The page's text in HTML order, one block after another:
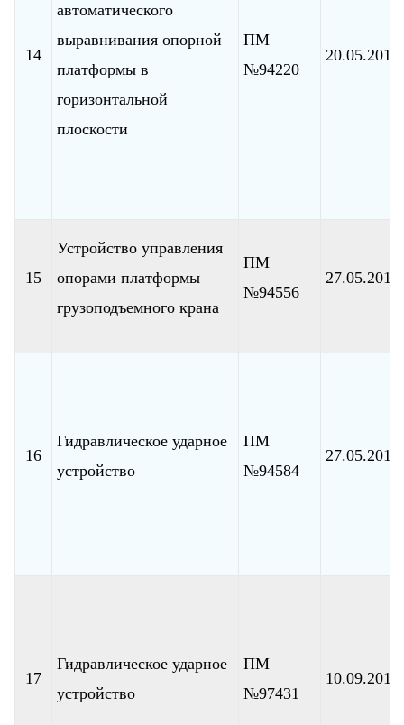
14
автоматического
выравнивания опорной
платформы в
горизонтальной
плоскости
ПМ
№94220
20.05.2010
15
Устройство управления
опорами платформы
грузоподъемного крана
ПМ
№94556
27.05.2010
16
Гидравлическое ударное
устройство
ПМ
№94584
27.05.2010
17
Гидравлическое ударное
устройство
ПМ
№97431
10.09.2010